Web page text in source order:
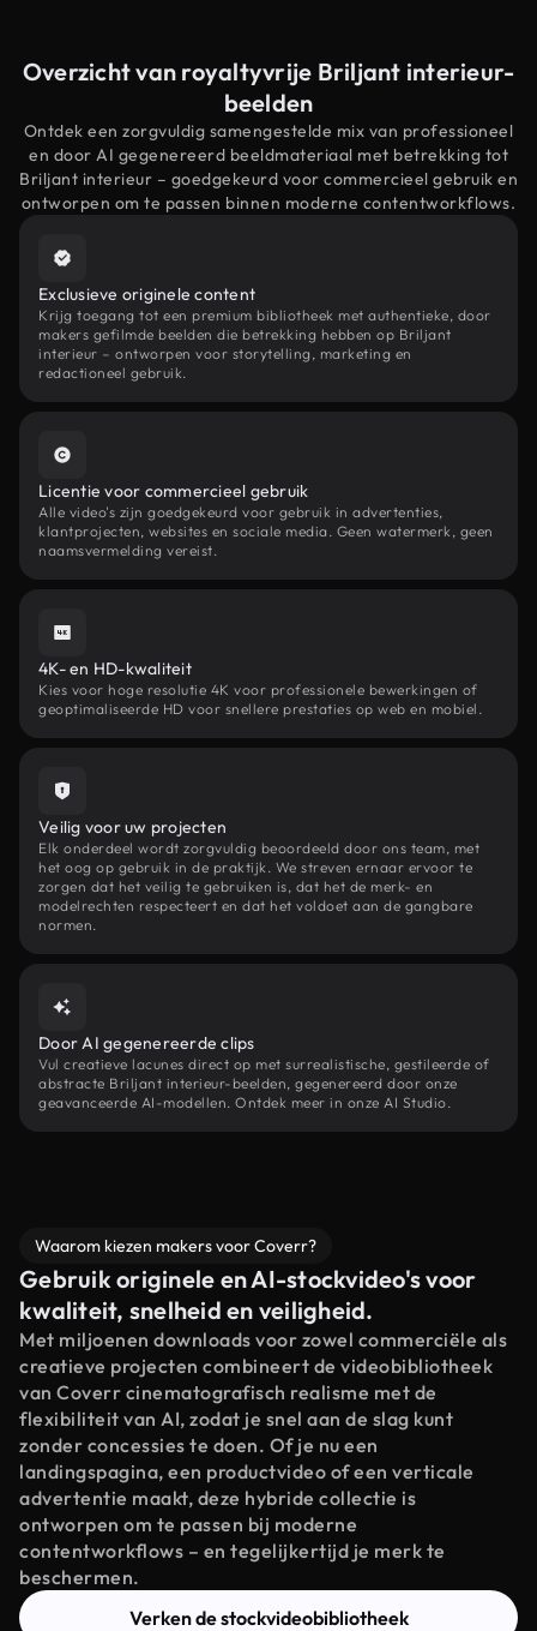
Overzicht van royaltyvrije Briljant interieur-
beelden
Ontdek een zorgvuldig samengestelde mix van professioneel
en door AI gegenereerd beeldmateriaal met betrekking tot
Briljant interieur – goedgekeurd voor commercieel gebruik en
ontworpen om te passen binnen moderne contentworkflows.
Exclusieve originele content
Krijg toegang tot een premium bibliotheek met authentieke, door
makers gefilmde beelden die betrekking hebben op Briljant
interieur – ontworpen voor storytelling, marketing en
redactioneel gebruik.
Licentie voor commercieel gebruik
Alle video's zijn goedgekeurd voor gebruik in advertenties,
klantprojecten, websites en sociale media. Geen watermerk, geen
naamsvermelding vereist.
4K- en HD-kwaliteit
Kies voor hoge resolutie 4K voor professionele bewerkingen of
geoptimaliseerde HD voor snellere prestaties op web en mobiel.
Veilig voor uw projecten
Elk onderdeel wordt zorgvuldig beoordeeld door ons team, met
het oog op gebruik in de praktijk. We streven ernaar ervoor te
zorgen dat het veilig te gebruiken is, dat het de merk- en
modelrechten respecteert en dat het voldoet aan de gangbare
normen.
Door AI gegenereerde clips
Vul creatieve lacunes direct op met surrealistische, gestileerde of
abstracte Briljant interieur-beelden, gegenereerd door onze
geavanceerde AI-modellen. Ontdek meer in onze AI Studio.
Waarom kiezen makers voor Coverr?
Gebruik originele en AI-stockvideo's voor
kwaliteit, snelheid en veiligheid.
Met miljoenen downloads voor zowel commerciële als
creatieve projecten combineert de videobibliotheek
van Coverr cinematografisch realisme met de
flexibiliteit van AI, zodat je snel aan de slag kunt
zonder concessies te doen. Of je nu een
landingspagina, een productvideo of een verticale
advertentie maakt, deze hybride collectie is
ontworpen om te passen bij moderne
contentworkflows – en tegelijkertijd je merk te
beschermen.
Verken de stockvideobibliotheek